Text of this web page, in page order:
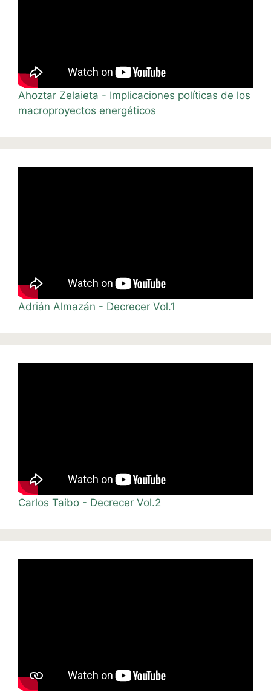
Ahoztar Zelaieta - Implicaciones políticas de los
macroproyectos energéticos
Adrián Almazán - Decrecer Vol.1
Carlos Taibo - Decrecer Vol.2